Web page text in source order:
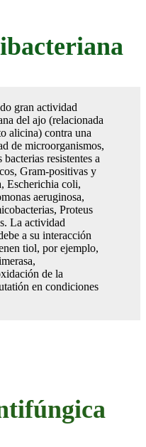
gran actividad
del ajo (relacionada
alicina) contra una
de microorganismos,
resistentes a
Gram-positivas y
Escherichia coli,
aeruginosa,
Proteus
La actividad
a su interacción
tiol, por ejemplo,
de la
en condiciones